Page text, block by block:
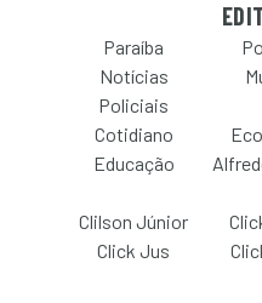
Paraíba
Notícias
Policiais
Cotidiano
Educação
Clilson Júnior
Click Jus